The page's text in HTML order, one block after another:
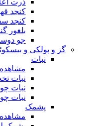
ذرت
کنجد
کنجد
بلغور
جو
گز و پولکی و
نبات
نبات
نبات
نبات
پشمک